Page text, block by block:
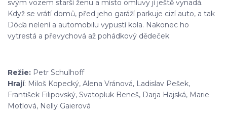
svým vozem starší ženu a místo omluvy jí ještě vynadá.
Když se vrátí domů, před jeho garáží parkuje cizí auto, a tak
Dóďa nelení a automobilu vypustí kola. Nakonec ho
vytrestá a převychová až pohádkový dědeček.
Režie: Petr Schulhoff
Hrají: Miloš Kopecký, Alena Vránová, Ladislav Pešek,
František Filipovský, Svatopluk Beneš, Darja Hajská, Marie
Motlová, Nelly Gaierová